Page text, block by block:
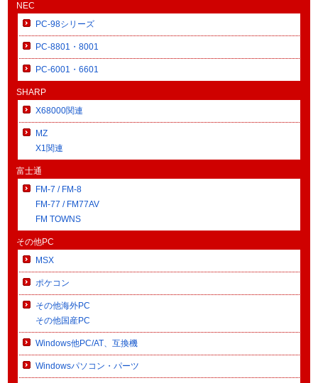
NEC
PC-98シリーズ
PC-8801・8001
PC-6001・6601
SHARP
X68000関連
MZ
X1関連
富士通
FM-7 / FM-8
FM-77 / FM77AV
FM TOWNS
その他PC
MSX
ポケコン
その他海外PC
その他国産PC
Windows他PC/AT、互換機
Windowsパソコン・パーツ